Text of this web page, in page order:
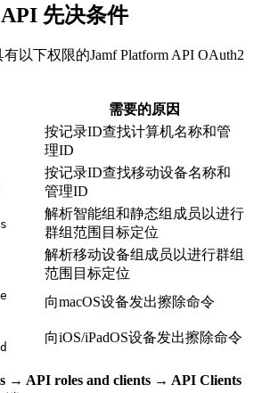
先决条件
以下权限的Jamf Platform API OAuth2
需要的原因
按记录ID查找计算机名称和管
理ID
按记录ID查找移动设备名称和
管理ID
解析智能组和静态组成员以进行
群组范围目标定位
解析移动设备组成员以进行群组
范围目标定位
向macOS设备发出擦除命令
向iOS/iPadOS设备发出擦除命令
→ API roles and clients → API Clients